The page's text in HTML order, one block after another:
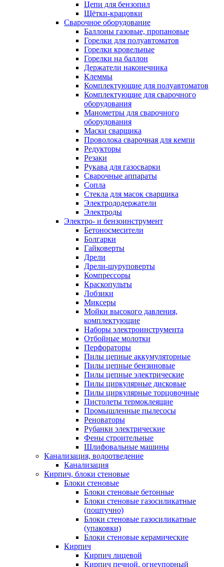
Цепи для бензопил
Щётки-крацовки
Сварочное оборудование
Баллоны газовые, пропановые
Горелки для полуавтоматов
Горелки кровельные
Горелки на баллон
Держатели наконечника
Клеммы
Комплектующие для полуавтоматов
Комплектующие для сварочного
оборудования
Манометры для сварочного
оборудования
Маски сварщика
Проволока сварочная для кемпи
Редукторы
Резаки
Рукава для газосварки
Сварочные аппараты
Сопла
Стекла для масок сварщика
Электрододержатели
Электроды
Электро- и бензоинструмент
Бетоносмесители
Болгарки
Гайковерты
Дрели
Дрели-шуруповерты
Компрессоры
Краскопульты
Лобзики
Миксеры
Мойки высокого давления,
комплектующие
Наборы электроинструмента
Отбойные молотки
Перфораторы
Пилы цепные аккумуляторные
Пилы цепные бензиновые
Пилы цепные электрические
Пилы циркулярные дисковые
Пилы циркулярные торцовочные
Пистолеты термоклеящие
Промышленные пылесосы
Реноваторы
Рубанки электрические
Фены строительные
Шлифовальные машины
Канализация, водоотведение
Канализация
Кирпич, блоки стеновые
Блоки стеновые
Блоки стеновые бетонные
Блоки стеновые газосиликатные
(поштучно)
Блоки стеновые газосиликатные
(упаковки)
Блоки стеновые керамические
Кирпич
Кирпич лицевой
Кирпич печной, огнеупорный